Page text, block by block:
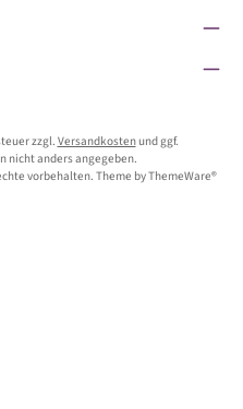
zzgl. Versandkostenund ggf.
nicht anders angegeben.
vorbehalten. Theme byThemeWare®